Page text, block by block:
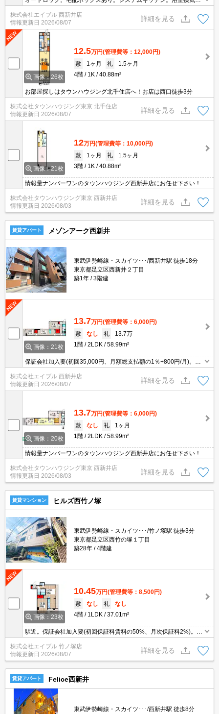
燥式。床暖房。
株式会社エイブル 西新井店
情報更新日 2026/08/07
詳細を見る
画像：26枚
12.5万円(管理費等：12,000円)
敷
1ヶ月 礼
1.5ヶ月
4階
1K 40.88m²
お部屋探しはタウンハウジング北千住店へ！お店は西口徒歩3分
株式会社タウンハウジング東京 北千住店
情報更新日 2026/08/07
詳細を見る
画像：21枚
12万円(管理費等：10,000円)
敷
1ヶ月 礼
1.5ヶ月
3階
1K 40.88m²
情報量ナンバーワンのタウンハウジング西新井店にお任せ下さい！
株式会社タウンハウジング東京 西新井店
情報更新日 2026/08/03
詳細を見る
賃貸アパート メゾンアーク西新井
東武伊勢崎線・スカイツ･･･/西新井駅 徒歩18分
東京都足立区西新井２丁目
築1年
3階建
画像：21枚
13.7万円(管理費等：6,000円)
敷
なし 礼
13.7万
1階
2LDK 58.99m²
保証会社加入要(初回35,000円、月額総支払額の1％+800円/月)。安
心のオートロック。TVモニター付インターホン。浴室乾燥機付。シ
ャッター雨戸付き。床下収納付き。ウォークインクローゼット付
き。
株式会社エイブル 西新井店
情報更新日 2026/08/07
詳細を見る
画像：20枚
13.7万円(管理費等：6,000円)
敷
なし 礼
1ヶ月
1階
2LDK 58.99m²
情報量ナンバーワンのタウンハウジング西新井店にお任せ下さい！
株式会社タウンハウジング東京 西新井店
情報更新日 2026/08/03
詳細を見る
賃貸マンション ヒルズ西竹ノ塚
東武伊勢崎線・スカイツ･･･/竹ノ塚駅 徒歩3分
東京都足立区西竹の塚１丁目
築28年
4階建
画像：23枚
10.45万円(管理費等：8,500円)
敷
なし 礼
なし
4階
1LDK 37.01m²
駅近。保証会社加入要(初回保証料賃料の50%、月次保証料2%)。屋
上利用可。安心のオートロック。宅配ボックスあり。周辺には充実
の生活環境。ペット応相談。経済的な都市ガス使用。
株式会社エイブル 竹ノ塚店
情報更新日 2026/08/07
詳細を見る
賃貸アパート Felice西新井
東武伊勢崎線・スカイツ･･･/西新井駅 徒歩8分